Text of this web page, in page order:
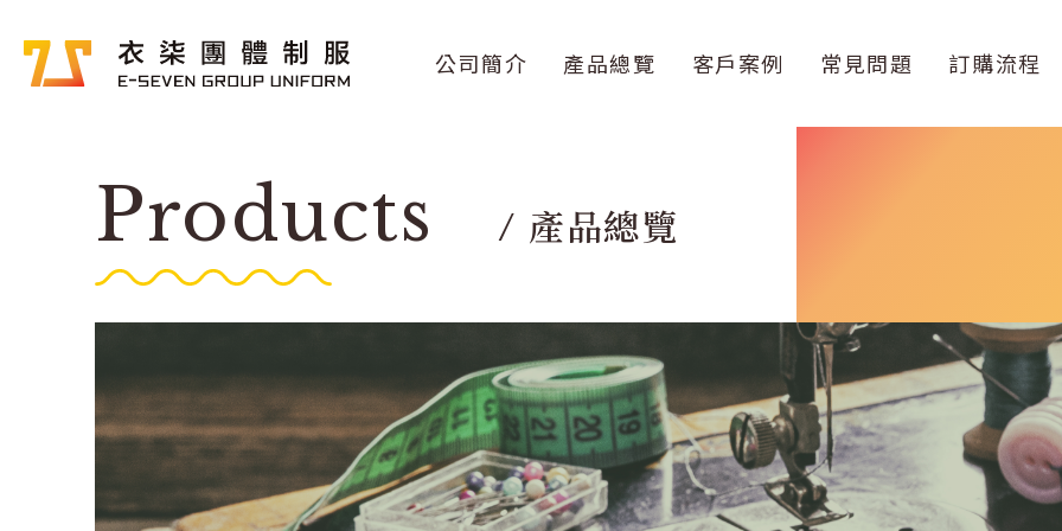
公司簡介 產品總覽 客戶案例 常見問題 訂購流程
Products 產品總覽